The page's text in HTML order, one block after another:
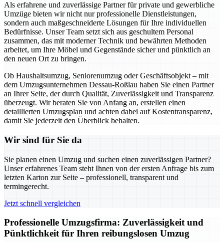
Als erfahrene und zuverlässige Partner für private und gewerbliche
Umzüge bieten wir nicht nur professionelle Dienstleistungen,
sondern auch maßgeschneiderte Lösungen für Ihre individuellen
Bedürfnisse. Unser Team setzt sich aus geschultem Personal
zusammen, das mit moderner Technik und bewährten Methoden
arbeitet, um Ihre Möbel und Gegenstände sicher und pünktlich an
den neuen Ort zu bringen.
Ob Haushaltsumzug, Seniorenumzug oder Geschäftsobjekt – mit
dem Umzugsunternehmen Dessau-Roßlau haben Sie einen Partner
an Ihrer Seite, der durch Qualität, Zuverlässigkeit und Transparenz
überzeugt. Wir beraten Sie von Anfang an, erstellen einen
detaillierten Umzugsplan und achten dabei auf Kostentransparenz,
damit Sie jederzeit den Überblick behalten.
Wir sind für Sie da
Sie planen einen Umzug und suchen einen zuverlässigen Partner?
Unser erfahrenes Team steht Ihnen von der ersten Anfrage bis zum
letzten Karton zur Seite – professionell, transparent und
termingerecht.
Jetzt schnell vergleichen
Professionelle Umzugsfirma: Zuverlässigkeit und
Pünktlichkeit für Ihren reibungslosen Umzug